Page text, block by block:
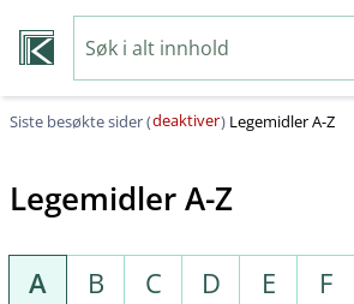
Siste besøkte sider (deaktiver) Legemidler A-Z
Legemidler A-Z
A B C D E F